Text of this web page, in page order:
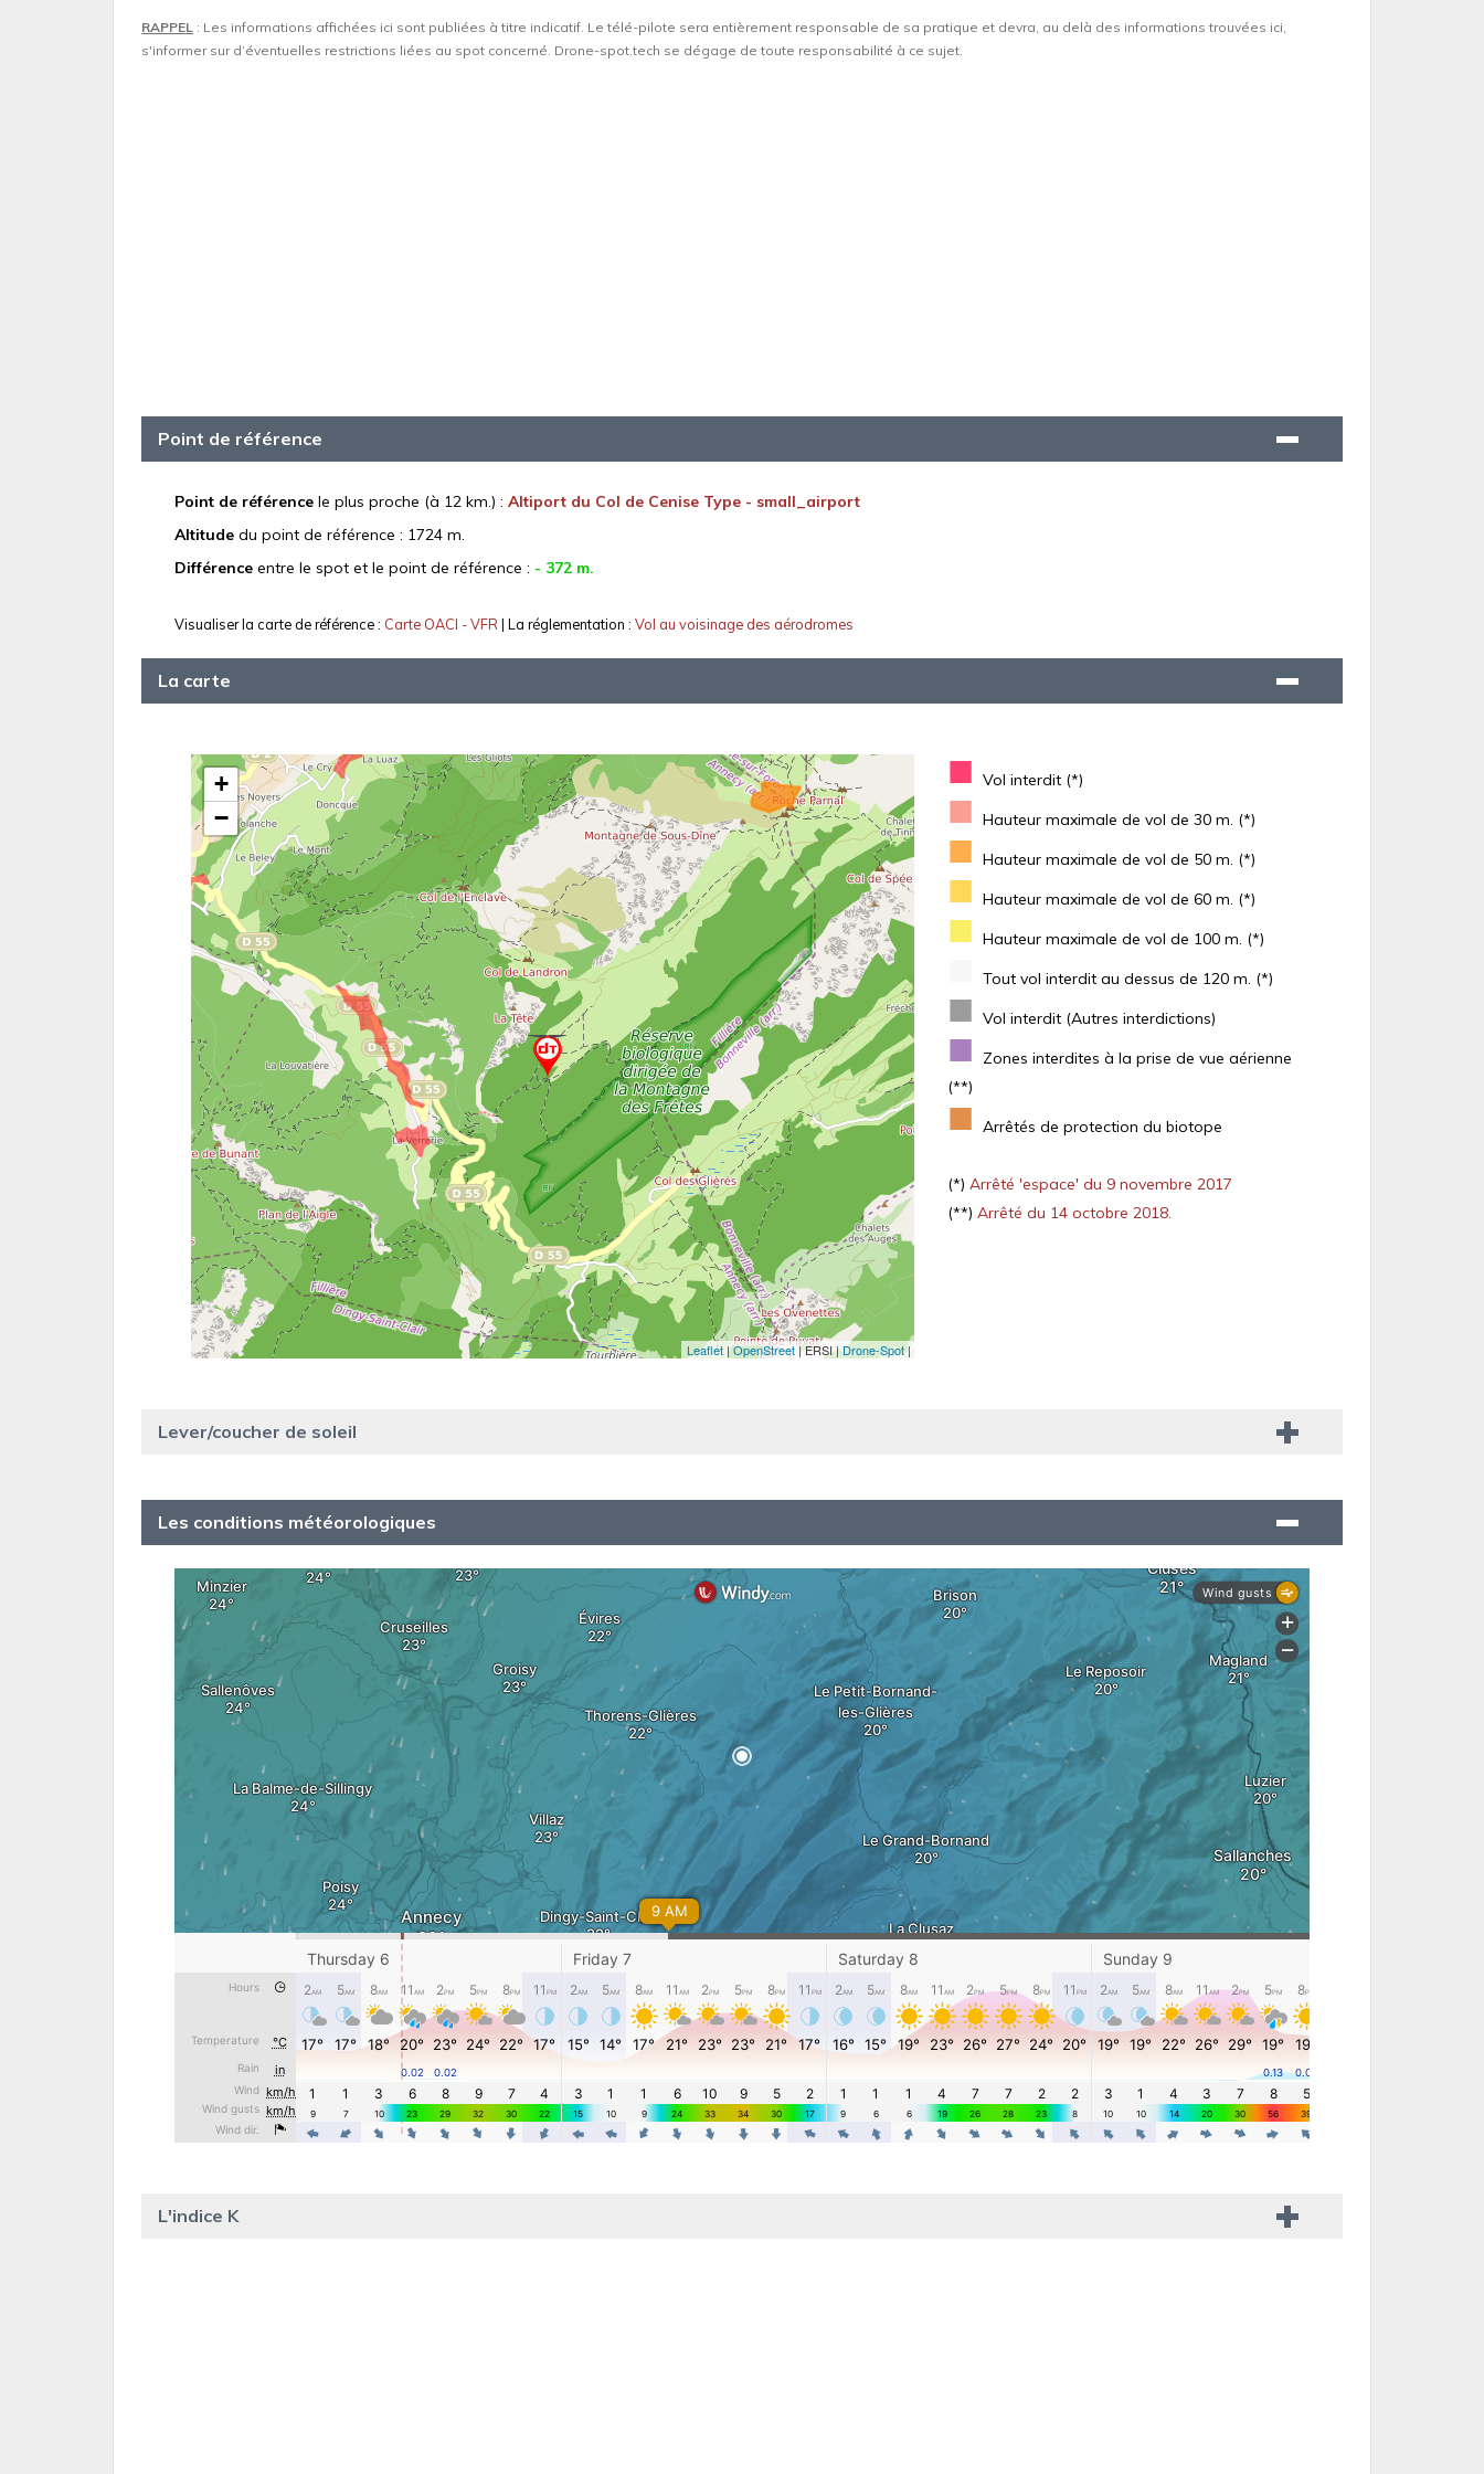
RAPPEL : Les informations affichées ici sont publiées à titre indicatif. Le télé-pilote sera entièrement responsable de sa pratique et devra, au delà des informations trouvées ici,
s'informer sur d’éventuelles restrictions liées au spot concerné. Drone-spot.tech se dégage de toute responsabilité à ce sujet.
Point de référence
Point de référence le plus proche (à 12 km.) : Altiport du Col de Cenise Type - small_airport
Altitude du point de référence : 1724 m.
Différence entre le spot et le point de référence : - 372 m.
Visualiser la carte de référence : Carte OACI - VFR| La réglementation : Vol au voisinage des aérodromes
La carte
■ Vol interdit (*)
■ Hauteur maximale de vol de 30 m. (*)
■ Hauteur maximale de vol de 50 m. (*)
■ Hauteur maximale de vol de 60 m. (*)
■ Hauteur maximale de vol de 100 m. (*)
Tout vol interdit au dessus de 120 m. (*)
■ Vol interdit (Autres interdictions)
■
Zones interdites à la prise de vue aérienne
(**)
■ Arrêtés de protection du biotope
(*) Arrêté 'espace' du 9 novembre 2017
(**) Arrêté du 14 octobre 2018.
Lever/coucher de soleil
Les conditions météorologiques
L'indice K